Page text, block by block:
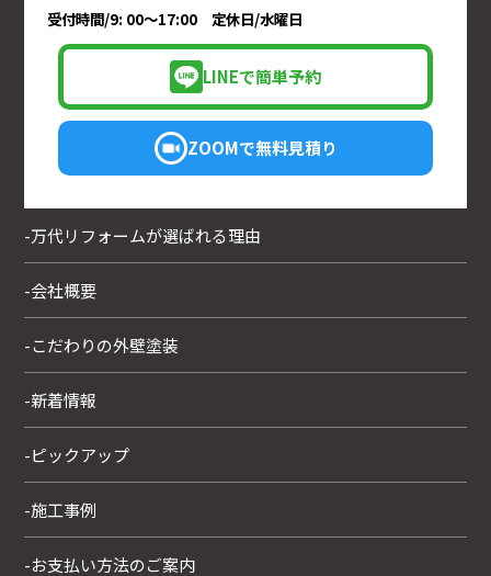
受付時間/9: 00～17:00 定休日/水曜日
LINEで簡単予約
ZOOMで無料見積り
-万代リフォームが選ばれる理由
-会社概要
-こだわりの外壁塗装
-新着情報
-ピックアップ
-施工事例
-お支払い方法のご案内